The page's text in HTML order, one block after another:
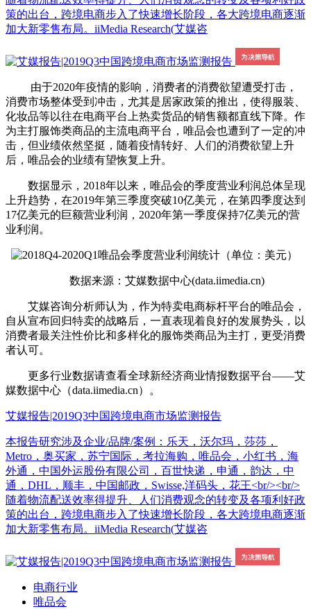
策的出台，跨境电商步入了快速增长阶段，各大跨境电商逐渐
加大新零售布局。iiMedia Research(艾媒咨
由于2020年疫情的影响，消费者的消费欲望遭受打击，
消费市场整体受到冲击，尤其是居家政策的推出，使得服装、
化妆品等以往在电商平台上热卖货品的销售额都直线下降。作
为主打服饰类商品的主流电商平台，唯品会也遭到了一定的冲
击，但业绩依然坚挺，随着疫情转好、人们的消费欲望上升
后，唯品会的业绩有望恢复上升。
数据显示，2018年以来，唯品会的季度营业利润总体呈现
上升趋势，在2019年第三季度突破10亿美元，在第四季度达到
17亿美元的巨额营业利润，2020年第一季度保持7亿美元的营
业利润。
数据来源：艾媒数据中心(data.iimedia.cn)
艾媒咨询分析师认为，作为特卖电商标杆平台的唯品会，
自从宣布回归特卖的战略后，一直表现着良好的发展势头，以
消费者最关注性价比和多样化的服饰类商品为主打，更受消费
者认可。
更多行业数据请查看全球新经济商业情报数据平台——艾
媒数据中心（data.iimedia.cn）。
艾媒报告|2019Q3中国跨境电商市场监测报告
本报告研究涉及企业/品牌/案例：乐天，沃尔玛，莎莎，
Metro，奥买家，苏宁国际，考拉海购，唯品会，小红书，海
外通，中国外运股份有限公司，百世快递，申通，韵达，中
通，DHL，顺丰，中国邮政，Swisse,洋码头，花王<br/><br/>
随着物流配送效率得提升、人们消费观念的转变及各项利好政
策的出台，跨境电商步入了快速增长阶段，各大跨境电商逐渐
加大新零售布局。iiMedia Research(艾媒咨
电商行业
唯品会